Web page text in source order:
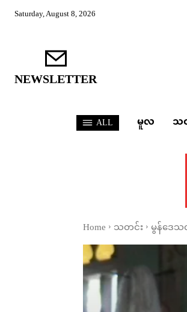
Saturday, August 8, 2026
NEWSLETTER
ALL မူလ သ
Home သတင်း မွန်ဒေ